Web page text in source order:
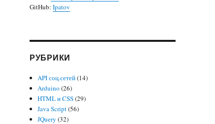
GitHub: Ipatov
РУБРИКИ
API соц.сетей(14)
Arduino (26)
HTML и CSS(29)
Java Script(56)
JQuery (32)